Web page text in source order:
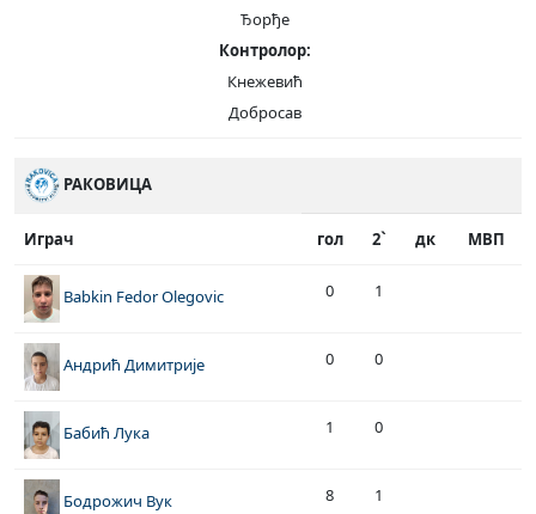
Ђорђе
Контролор:
Кнежевић
Добросав
РАКОВИЦА
Играч гол 2` дк МВП
Babkin Fedor Olegovic 0 1
Андрић Димитрије 0 0
Бабић Лука 1 0
Бодрожич Вук 8 1